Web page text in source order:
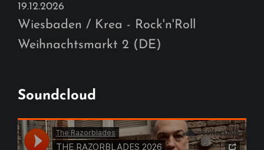
19.12.2026
Wiesbaden / Krea - Rock'n'Roll
Weihnachtsmarkt 2 (DE)
Soundcloud